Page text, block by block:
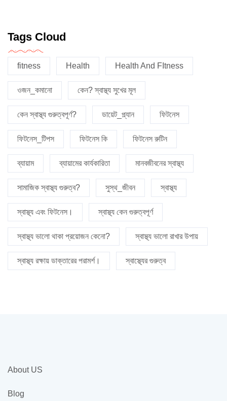
Tags Cloud
fitness Health Health And FItness
ওজন_কমানো কেন? স্বাস্থ্য সুখের মূল
কেন স্বাস্থ্য গুরুত্বপূর্ণ? ডায়েট_প্ল্যান ফিটনেস
ফিটনেস_টিপস ফিটনেস কি ফিটনেস রুটিন
ব্যায়াম ব্যায়ামের কার্যকারিতা মানবজীবনের স্বাস্থ্য
সামাজিক স্বাস্থ্য গুরুত্ব? সুস্থ_জীবন স্বাস্থ্য
স্বাস্থ্য এবং ফিটনেস। স্বাস্থ্য কেন গুরুত্বপূর্ণ
স্বাস্থ্য ভালো থাকা প্রয়োজন কেনো? স্বাস্থ্য ভালো রাখার উপায়
স্বাস্থ্য রক্ষায় ডাক্তারের পরামর্শ। স্বাস্থ্যের গুরুত্ব
About US
Blog